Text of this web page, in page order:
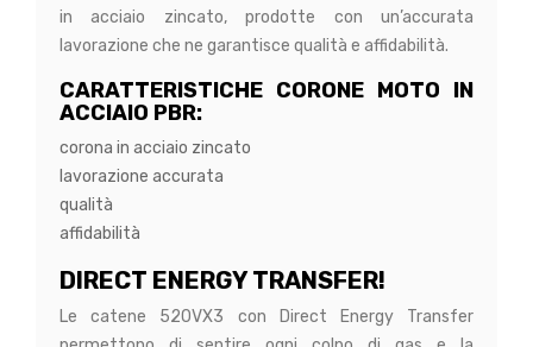
in acciaio zincato, prodotte con un’accurata
lavorazione che ne garantisce qualità e affidabilità.
CARATTERISTICHE CORONE MOTO IN
ACCIAIO PBR:
corona in acciaio zincato
lavorazione accurata
qualità
affidabilità
DIRECT ENERGY TRANSFER!
Le catene 520VX3 con Direct Energy Transfer